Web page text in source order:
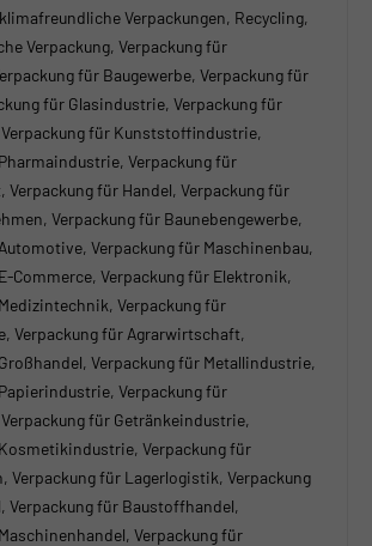
Verpackungen, Recycling,
Verpackung, Verpackung für
für Baugewerbe, Verpackung für
für Glasindustrie, Verpackung für
für Kunststoffindustrie,
Verpackung für
für Handel, Verpackung für
Verpackung für Baunebengewerbe,
Verpackung für Maschinenbau,
Commerce, Verpackung für Elektronik,
Verpackung für
Verpackung für Agrarwirtschaft,
Verpackung für Metallindustrie,
Verpackung für
für Getränkeindustrie,
Verpackung für
Verpackung für Lagerlogistik, Verpackung
Verpackung für Baustoffhandel,
Verpackung für